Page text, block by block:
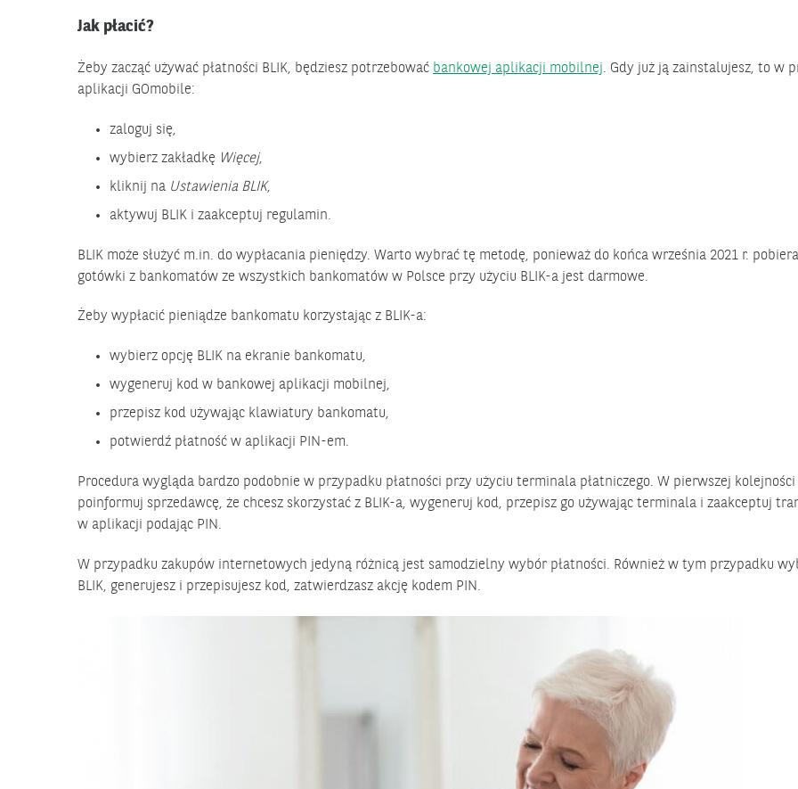
Jak płacić?
Żeby zacząć używać płatności BLIK, będziesz potrzebować bankowej aplikacji mobilnej. Gdy już ją zainstalujesz, to w
aplikacji GOmobile:
zaloguj się,
wybierz zakładkę Więcej,
kliknij na Ustawienia BLIK,
aktywuj BLIK i zaakceptuj regulamin.
BLIK może służyć m.in. do wypłacania pieniędzy. Warto wybrać tę metodę, ponieważ do końca września 2021 r.
gotówki z bankomatów ze wszystkich bankomatów w Polsce przy użyciu BLIK-a jest darmowe.
Żeby wypłacić pieniądze bankomatu korzystając z BLIK-a:
wybierz opcję BLIK na ekranie bankomatu,
wygeneruj kod w bankowej aplikacji mobilnej,
przepisz kod używając klawiatury bankomatu,
potwierdź płatność w aplikacji PIN-em.
Procedura wygląda bardzo podobnie w przypadku płatności przy użyciu terminala płatniczego. W pierwszej kolejności
poinformuj sprzedawcę, że chcesz skorzystać z BLIK-a, wygeneruj kod, przepisz go używając terminala i zaakceptuj
w aplikacji podając PIN.
W przypadku zakupów internetowych jedyną różnicą jest samodzielny wybór płatności. Również w tym przypadku
BLIK, generujesz i przepisujesz kod, zatwierdzasz akcję kodem PIN.